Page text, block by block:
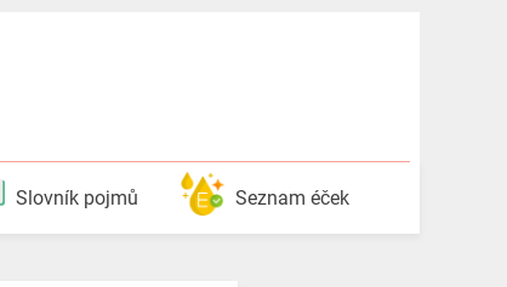
Slovník pojmů Seznam éček